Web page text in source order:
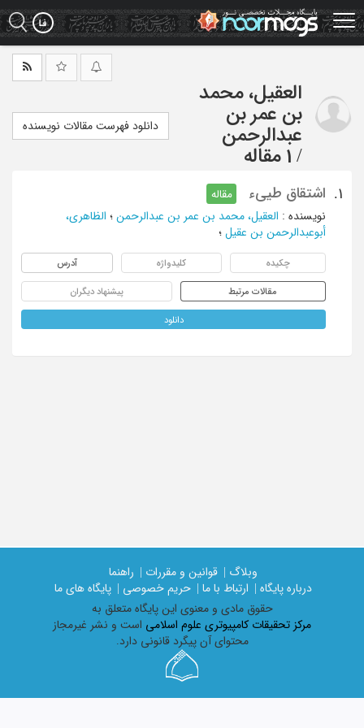
Skip
to
main
العقیل، محمد
بن عمر بن
عبدالرحمن
/ 1 مقاله
دانلود فهرست مقالات نویسنده
1. اشتقاق طییء
مقاله
نویسنده : العقیل، محمد بن عمر بن عبدالرحمن ؛ الظاهری،
أبوعبدالرحمن بن عقیل ؛
چکیده کلیدواژه آدرس
مقالات مرتبط پیشنهاد دیگران
دانلود
وبلاگ | قوانین و مقررات |
راهنما
درباره پایگاه |
ارتباط با ما | حریم خصوصی |
پایگاه های ما
حقوق مادی و معنوی اين پايگاه متعلق به
مرکز تحقیقات کامپیوتری علوم اسلامی است و نشر غیرمجاز
محتوای آن پیگرد قانونی دارد.